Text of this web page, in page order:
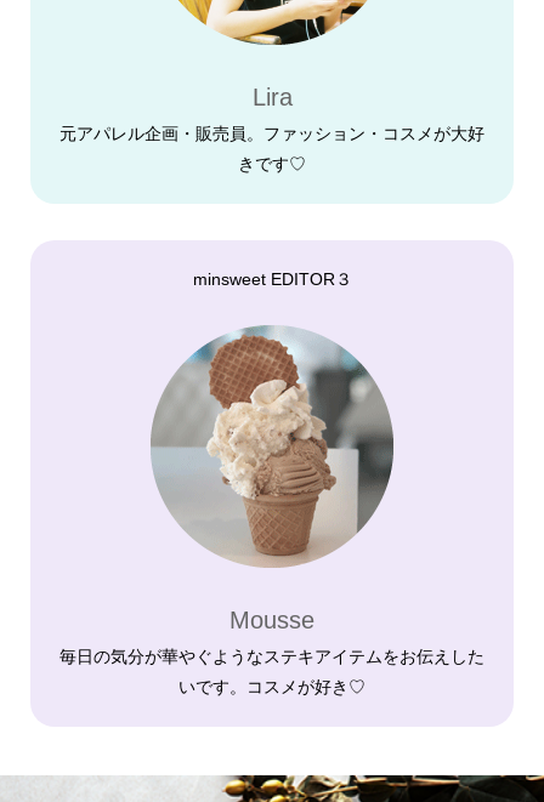
Lira
元アパレル企画・販売員。ファッション・コスメが大好
きです♡
minsweet EDITOR３
Mousse
毎日の気分が華やぐようなステキアイテムをお伝えした
いです。コスメが好き♡